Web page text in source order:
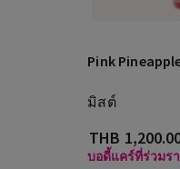
Pink
มิสต์
THB
บอดี้แคร์ที่ร่วมร